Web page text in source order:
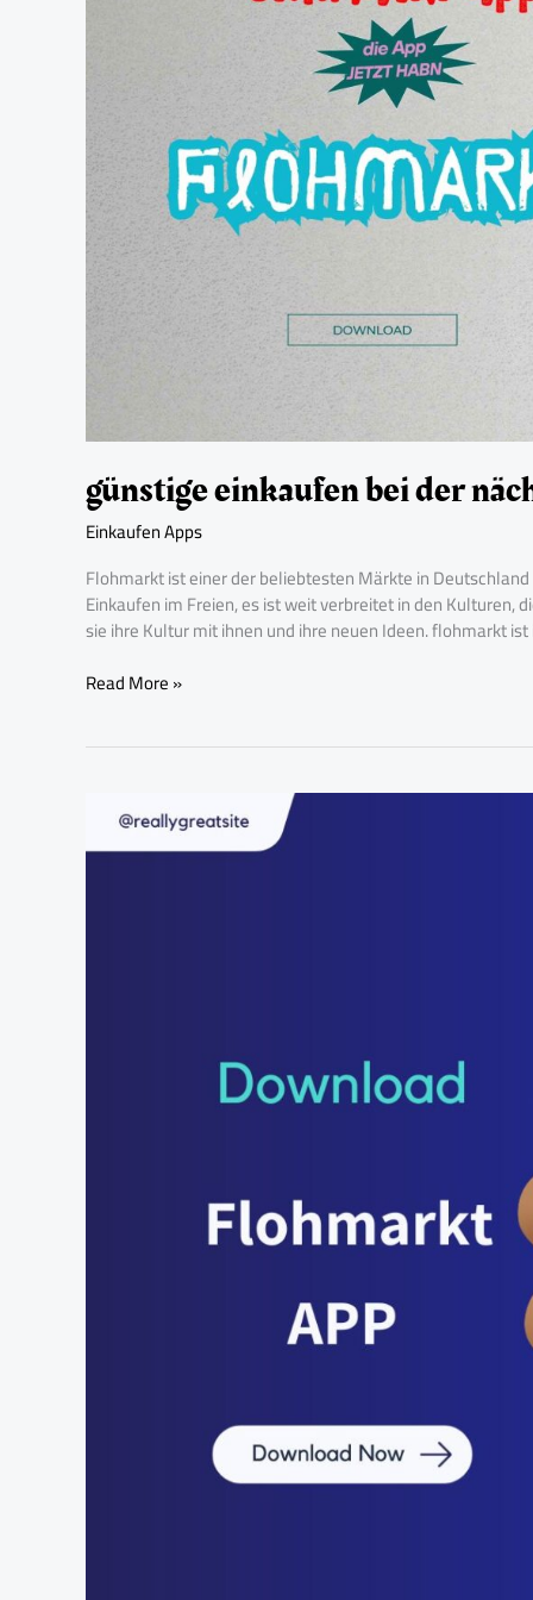
günstige einkaufen bei der
Einkaufen Apps
Flohmarkt ist einer der beliebtesten Märkte in
Einkaufen im Freien, es ist weit verbreitet in den Kulturen,
sie ihre Kultur mit ihnen und ihre neuen Ideen. flohmarkt
App
Read More »
Flohmarkt
für